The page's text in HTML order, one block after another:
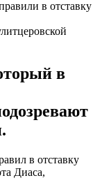
в
в отставку
Диаса,